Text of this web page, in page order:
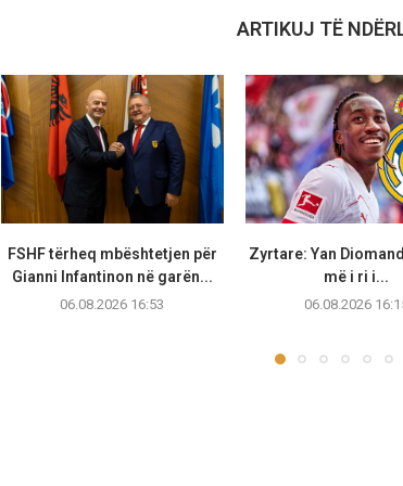
ARTIKUJ TË
FSHF tërheq mbështetjen për
Gianni Infantinon në garën...
06.08.2026 16:53
Zyrtare: Yan
më i ri i...
06.08.2026